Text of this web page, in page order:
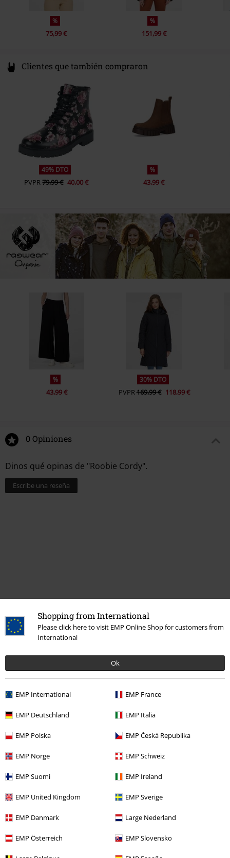
Shopping from International
Please click here to visit EMP Online Shop for customers from
International
Ok
EMP International EMP France
EMP Deutschland EMP Italia
EMP Polska EMP Česká Republika
EMP Norge EMP Schweiz
EMP Suomi EMP Ireland
EMP United Kingdom EMP Sverige
EMP Danmark Large Nederland
EMP Österreich EMP Slovensko
%
75,99 €
%
151,99 €
Clientes que también compraron
49% DTO
PVPR79,99 € 40,00 €
%
43,99 €
%
43,99 €
30% DTO
PVPR169,99 € 118,99 €
0 Opiniones
Dinos qué opinas de "Roobie Cordy".
Escribe una reseña
Última visita
%
Más categorías. Más opciones